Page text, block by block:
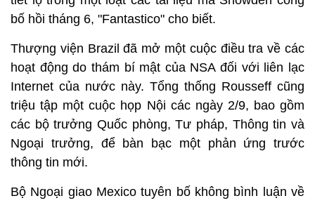
bố hồi tháng 6, "Fantastico" cho biết.
Thượng viện Brazil đã mở một cuộc điều tra về các
hoạt động do thám bí mật của NSA đối với liên lạc
Internet của nước này. Tổng thống Rousseff cũng
triệu tập một cuộc họp Nội các ngày 2/9, bao gồm
các bộ trưởng Quốc phòng, Tư pháp, Thông tin và
Ngoại trưởng, để bàn bạc một phản ứng trước
thông tin mới.
Bộ Ngoại giao Mexico tuyên bố không bình luận về